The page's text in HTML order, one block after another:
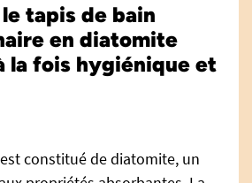
tapis de bain
en diatomite
la fois hygiénique et
constitué de diatomite, un